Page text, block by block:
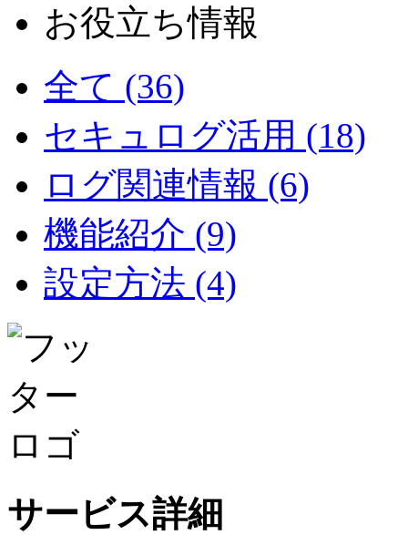
お役立ち情報
全て (36)
セキュログ活用 (18)
ログ関連情報 (6)
機能紹介 (9)
設定方法 (4)
サービス詳細